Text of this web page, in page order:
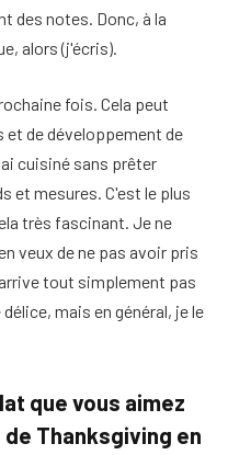
des notes. Donc, à la
alors (j'écris).
fois. Cela peut
et de développement de
cuisiné sans prêter
et mesures. C'est le plus
très fascinant. Je ne
veux de ne pas avoir pris
tout simplement pas
mais en général, je le
que vous aimez
Thanksgiving en